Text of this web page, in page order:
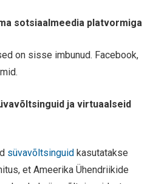
sotsiaalmeedia platvormiga
on sisse imbunud. Facebook,
ja virtuaalseid
süvavõltsinguid kasutatakse
et Ameerika Ühendriikide